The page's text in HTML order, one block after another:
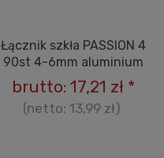
Łącznik szkła PASSION 4
90st 4-6mm aluminium
brutto: 17,21 zł*
(netto: 13,99 zł)